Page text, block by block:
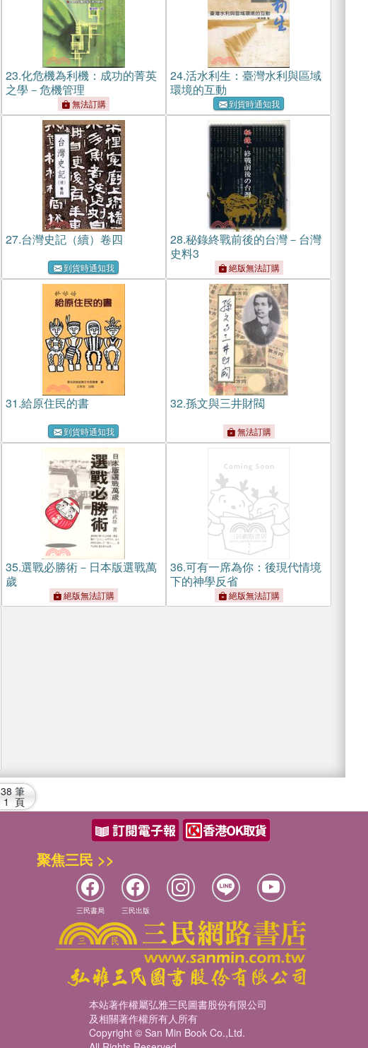
23.化危機為利機：成功的菁英
之學－危機管理
無法訂購
24.活水利生：臺灣水利與區域
環境的互動
到貨時通知我
27.台灣史記（續）卷四
到貨時通知我
28.秘錄終戰前後的台灣－台灣
史料3
絕版無法訂購
31.給原住民的書
到貨時通知我
32.孫文與三井財閥
無法訂購
35.選戰必勝術－日本版選戰萬
歲
絕版無法訂購
36.可有一席為你：後現代情境
下的神學反省
絕版無法訂購
38 筆
1 頁
聚焦三民 >>
三民書局 三民出版
本站著作權屬弘雅三民圖書股份有限公司
及相關著作權所有人所有
Copyright © San Min Book Co.,Ltd.